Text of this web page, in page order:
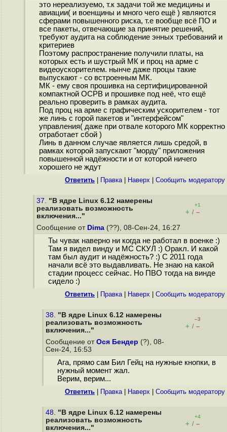
это нереализуемо, т.к задачи той же медицины и
авиации( и военщины и много чего ещё ) являются
сферами повышенного риска, т.е вообще всё ПО и
все пакеты, отвечающие за принятие решений,
требуют аудита на соблюдение энных требований и
критериев
Поэтому распространение получили платы, на
которых есть и шустрый МК и проц на арме с
видеоускорителем. нынче даже процы такие
выпускают - со встроенным МК.
МК - ему своя прошивка на сертифицированной
компактной ОСРВ и прошивке под неё, что ещё
реально проверить в рамках аудита.
Под проц на арме с графическим ускорителем - тот
же линь с горой пакетов и "интерфейсом"
управления( даже при отвале которого МК корректно
отработает сбой )
Линь в данном случае является лишь средой, в
рамках которой запускают "морду" приложения
повышенной надёжности и от которой ничего
хорошего не ждут
Ответить Правка| Наверх Cообщить модератору
37. "В ядре Linux 6.12 намерены
реализовать возможность
включения..."
+1
+ / –
Сообщение от Dima (??), 08-Сен-24, 16:27
Ты чувак наверно ни когда не работал в военке :)
Там я видел винду и МС СКУЛ :) Оракл. И какой
там был аудит и надёжность? :) С 2011 года
начали всё это выдавливать. Не знаю на какой
стадии процесс сейчас. Но ПВО тогда на винде
сидело :)
Ответить Правка| Наверх Cообщить модератору
38. "В ядре Linux 6.12 намерены
реализовать возможность
включения..."
–3
+ / –
Сообщение от Ося Бендер (?), 08-
Сен-24, 16:53
Ага, прямо сам Бил Гейц на нужные кнопки, в
нужный момент жал.
Верим, верим...
Ответить Правка| Наверх Cообщить модератору
48. "В ядре Linux 6.12 намерены
реализовать возможность
включения..."
+4
+ / –